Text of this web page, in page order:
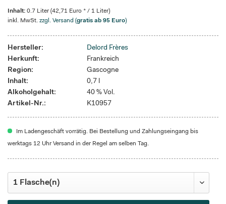
Inhalt: 0.7 Liter (42,71 Euro * / 1 Liter)
inkl. MwSt. zzgl. Versand (gratis ab 95 Euro)
Hersteller:
Delord Frères
Herkunft:
Frankreich
Region:
Gascogne
Inhalt:
0,7 l
Alkoholgehalt:
40 % Vol.
Artikel-Nr.:
K10957
Im Ladengeschäft vorrätig. Bei Bestellung und Zahlungseingang bis
werktags 12 Uhr Versand in der Regel am selben Tag.